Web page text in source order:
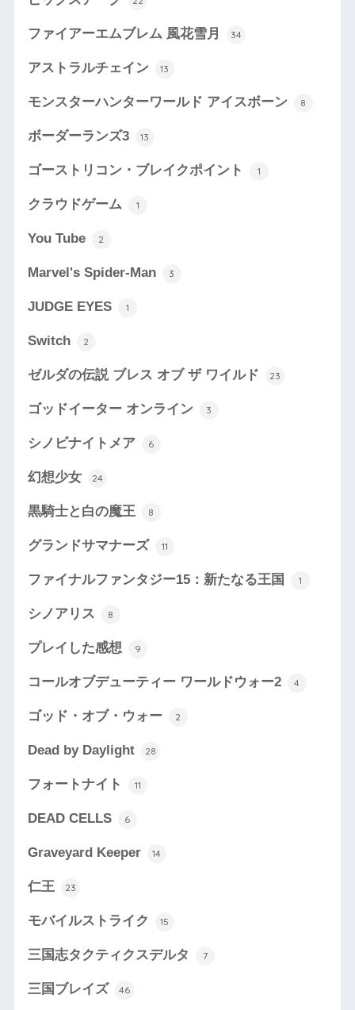
ファイアーエムブレム 風花雪月 34
アストラルチェイン 13
モンスターハンターワールド アイスボーン 8
ボーダーランズ3 13
ゴーストリコン・ブレイクポイント 1
クラウドゲーム 1
You Tube 2
Marvel's Spider-Man 3
JUDGE EYES 1
Switch 2
ゼルダの伝説 ブレス オブ ザ ワイルド 23
ゴッドイーター オンライン 3
シノビナイトメア 6
幻想少女 24
黒騎士と白の魔王 8
グランドサマナーズ 11
ファイナルファンタジー15：新たなる王国 1
シノアリス 8
プレイした感想 9
コールオブデューティー ワールドウォー2 4
ゴッド・オブ・ウォー 2
Dead by Daylight 28
フォートナイト 11
DEAD CELLS 6
Graveyard Keeper 14
仁王 23
モバイルストライク 15
三国志タクティクスデルタ 7
三国ブレイズ 46